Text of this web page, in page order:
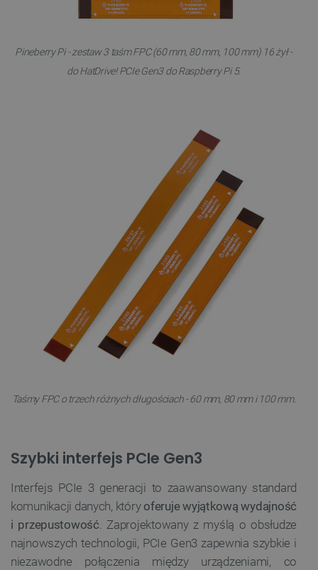
Pineberry Pi - zestaw 3 taśm FPC (60 mm, 80 mm, 100 mm) 16 żył -
do HatDrive! PCIe Gen3 do Raspberry Pi 5.
Taśmy FPC o trzech różnych długościach - 60 mm, 80 mm i 100 mm.
Szybki interfejs PCIe Gen3
Interfejs PCIe 3 generacji to zaawansowany standard
komunikacji danych, który oferuje wyjątkową wydajność
i przepustowość. Zaprojektowany z myślą o obsłudze
najnowszych technologii, PCIe Gen3 zapewnia szybkie i
niezawodne połączenia między urządzeniami, co